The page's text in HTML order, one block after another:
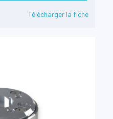
Télécharger la fiche